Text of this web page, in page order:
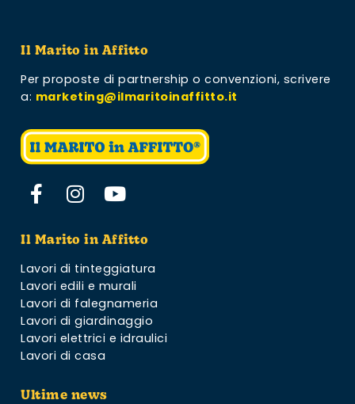
Il Marito in Affitto
Per proposte di partnership o convenzioni, scrivere
a: marketing@ilmaritoinaffitto.it
Il Marito in Affitto
Lavori di tinteggiatura
Lavori edili e murali
Lavori di falegnameria
Lavori di giardinaggio
Lavori elettrici e idraulici
Lavori di casa
Ultime news